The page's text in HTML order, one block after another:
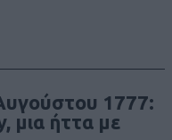
1777:
μια ήττα με